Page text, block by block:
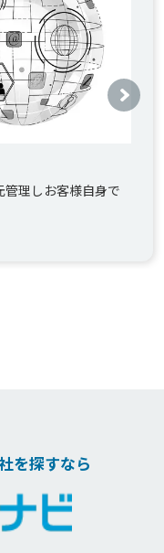
理しお客様自身で
を探すなら